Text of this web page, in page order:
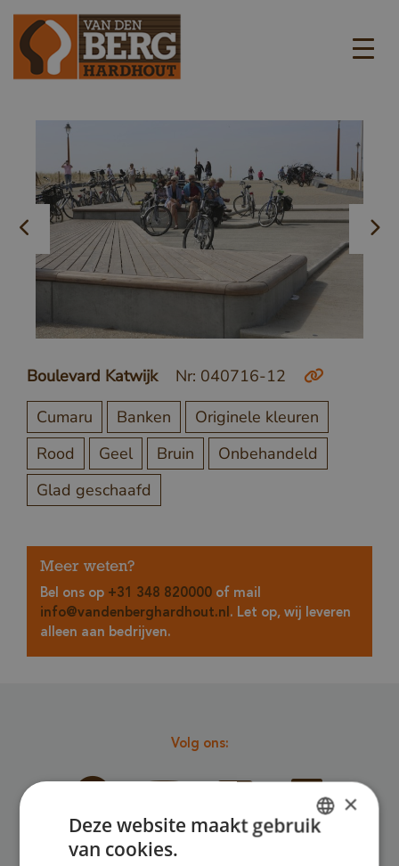
Boulevard Katwijk
Nr: 040716-12
Cumaru
Banken
Originele kleuren
Rood
Geel Bruin
Onbehandeld
Glad geschaafd
Meer weten?
Bel ons op +31 348 820000 of mail
info@vandenberghardhout.nl . Let op, wij leveren
alleen aan bedrijven.
Volg ons:
×
Deze website maakt gebruik
van cookies.